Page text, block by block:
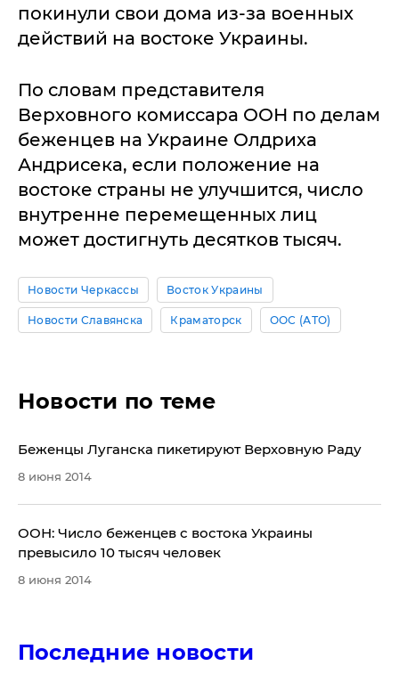
покинули свои дома из-за военных
действий на востоке Украины.
По словам представителя
Верховного комиссара ООН по делам
беженцев на Украине Олдриха
Андрисека, если положение на
востоке страны не улучшится, число
внутренне перемещенных лиц
может достигнуть десятков тысяч.
Новости Черкассы Восток Украины
Новости Славянска Краматорск ООС (АТО)
Новости по теме
Беженцы Луганска пикетируют Верховную Раду
8 июня 2014
ООН: Число беженцев с востока Украины
превысило 10 тысяч человек
8 июня 2014
Последние новости